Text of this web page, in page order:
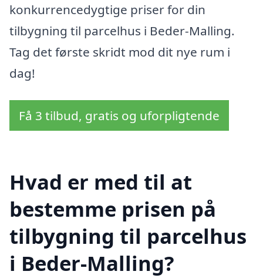
konkurrencedygtige priser for din
tilbygning til parcelhus i Beder-Malling.
Tag det første skridt mod dit nye rum i
dag!
Få 3 tilbud, gratis og uforpligtende
Hvad er med til at
bestemme prisen på
tilbygning til parcelhus
i Beder-Malling?